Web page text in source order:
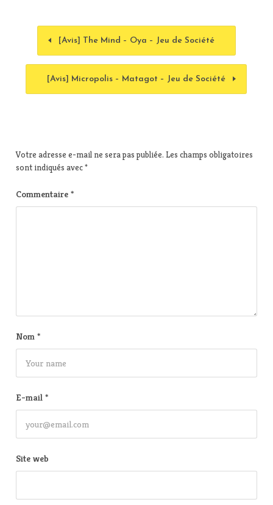
[Avis] The Mind – Oya – Jeu de Société
[Avis] Micropolis – Matagot – Jeu de Société
Votre adresse e-mail ne sera pas publiée. Les champs obligatoires
sont indiqués avec*
Commentaire *
Nom *
E-mail *
Site web